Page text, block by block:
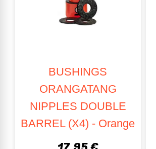
BUSHINGS
ORANGATANG
NIPPLES DOUBLE
BARREL (X4) - Orange